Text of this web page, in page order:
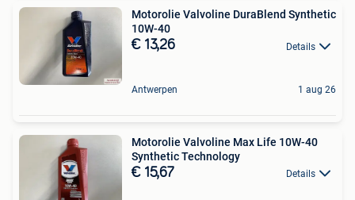
Motorolie Valvoline DuraBlend Synthetic
10W-40
€ 13,26 Details
Antwerpen 1 aug 26
Motorolie Valvoline Max Life 10W-40
Synthetic Technology
€ 15,67 Details